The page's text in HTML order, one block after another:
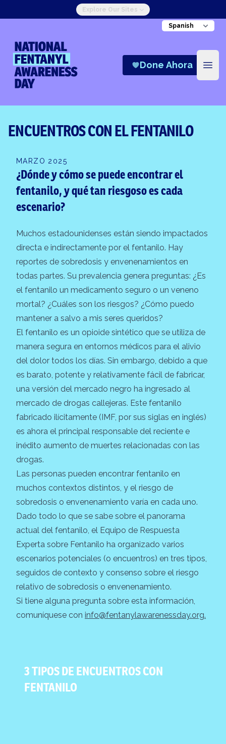
Explore Our Sites
National Fentanyl Awareness Day
Done Ahora
ENCUENTROS CON EL FENTANILO
MARZO 2025
¿Dónde y cómo se puede encontrar el
fentanilo, y qué tan riesgoso es cada
escenario?
Muchos estadounidenses están siendo impactados
directa e indirectamente por el fentanilo. Hay
reportes de sobredosis y envenenamientos en
todas partes. Su prevalencia genera preguntas: ¿Es
el fentanilo un medicamento seguro o un veneno
mortal? ¿Cuáles son los riesgos? ¿Cómo puedo
mantener a salvo a mis seres queridos?
El fentanilo es un opioide sintético que se utiliza de
manera segura en entornos médicos para el alivio
del dolor todos los días. Sin embargo, debido a que
es barato, potente y relativamente fácil de fabricar,
una versión del mercado negro ha ingresado al
mercado de drogas callejeras. Este fentanilo
fabricado ilícitamente (IMF, por sus siglas en inglés)
es ahora el principal responsable del reciente e
inédito aumento de muertes relacionadas con las
drogas.
Las personas pueden encontrar fentanilo en
muchos contextos distintos, y el riesgo de
sobredosis o envenenamiento varía en cada uno.
Dado todo lo que se sabe sobre el panorama
actual del fentanilo, el Equipo de Respuesta
Experta sobre Fentanilo ha organizado varios
escenarios potenciales (o encuentros) en tres tipos,
seguidos de contexto y consenso sobre el riesgo
relativo de sobredosis o envenenamiento.
Si tiene alguna pregunta sobre esta información,
comuníquese con info@fentanylawarenessday.org.
3 TIPOS DE ENCUENTROS CON
FENTANILO